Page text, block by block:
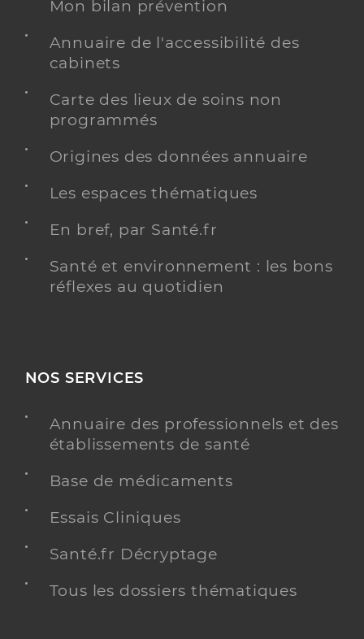
Mon bilan prévention
Annuaire de l'accessibilité des
cabinets
Carte des lieux de soins non
programmés
Origines des données annuaire
Les espaces thématiques
En bref, par Santé.fr
Santé et environnement : les bons
réflexes au quotidien
NOS SERVICES
Annuaire des professionnels et des
établissements de santé
Base de médicaments
Essais Cliniques
Santé.fr Décryptage
Tous les dossiers thématiques